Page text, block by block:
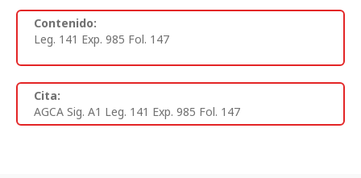
Contenido:
Leg. 141 Exp. 985 Fol. 147
Cita:
AGCA Sig. A1 Leg. 141 Exp. 985 Fol. 147